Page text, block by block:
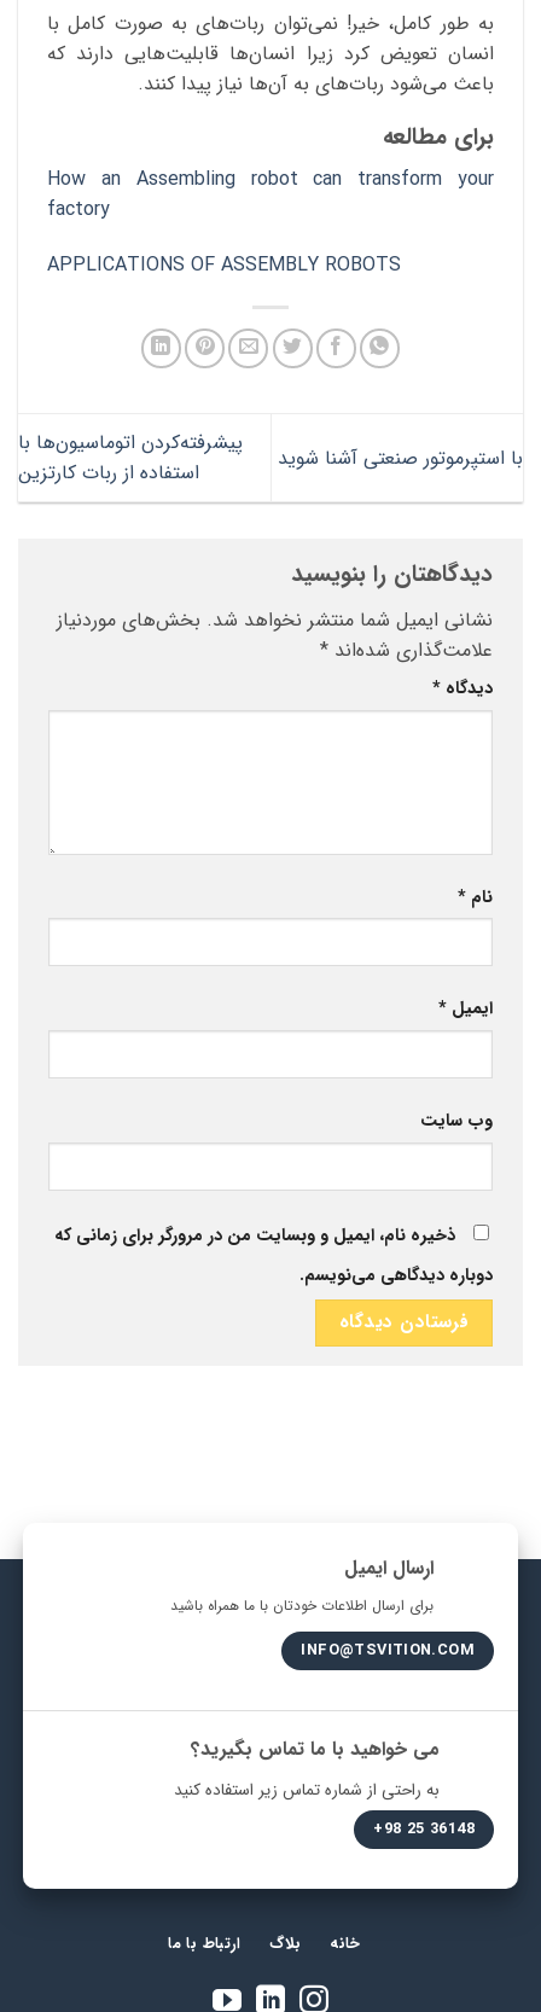
به طور کامل، خیر! نمی‌توان ربات‌های به صورت کامل با
انسان تعویض کرد زیرا انسان‌ها قابلیت‌هایی دارند که
باعث می‌شود ربات‌های به آن‌ها نیاز پیدا کنند.
برای مطالعه
How an Assembling robot can transform your
factory
APPLICATIONS OF ASSEMBLY ROBOTS
با استپرموتور صنعتی آشنا شوید
پیشرفته‌کردن اتوماسیون‌ها با
استفاده از ربات کارتزین
دیدگاهتان را بنویسید
نشانی ایمیل شما منتشر نخواهد شد. بخش‌های موردنیاز
علامت‌گذاری شده‌اند *
دیدگاه *
نام *
ایمیل *
وب‌ سایت
ذخیره نام، ایمیل و وبسایت من در مرورگر برای زمانی که
دوباره دیدگاهی می‌نویسم.
ارسال ایمیل
برای ارسال اطلاعات خودتان با ما همراه باشید
INFO@TSVITION.COM
می خواهید با ما تماس بگیرید؟
به راحتی از شماره تماس زیر استفاده کنید
36148 25 98+
خانه بلاگ ارتباط با ما